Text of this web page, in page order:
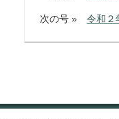
次の号 » 令和２